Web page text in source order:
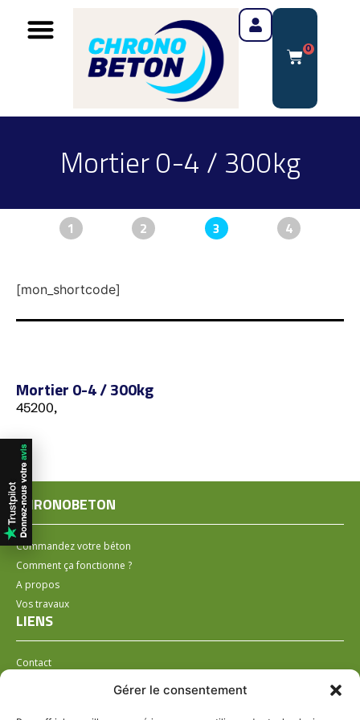
Gérer le consentement
0
Mortier 0-4 / 300kg
1 2 3 4
[mon_shortcode]
Mortier 0-4 / 300kg
45200,
CHRONOBETON
Commandez votre béton
Comment ça fonctionne ?
A propos
Vos travaux
LIENS
Contact